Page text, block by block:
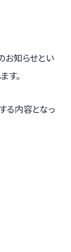
お知らせとい
す。
る内容となっ